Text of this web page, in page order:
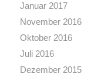
Januar 2017
November 2016
Oktober 2016
Juli 2016
Dezember 2015